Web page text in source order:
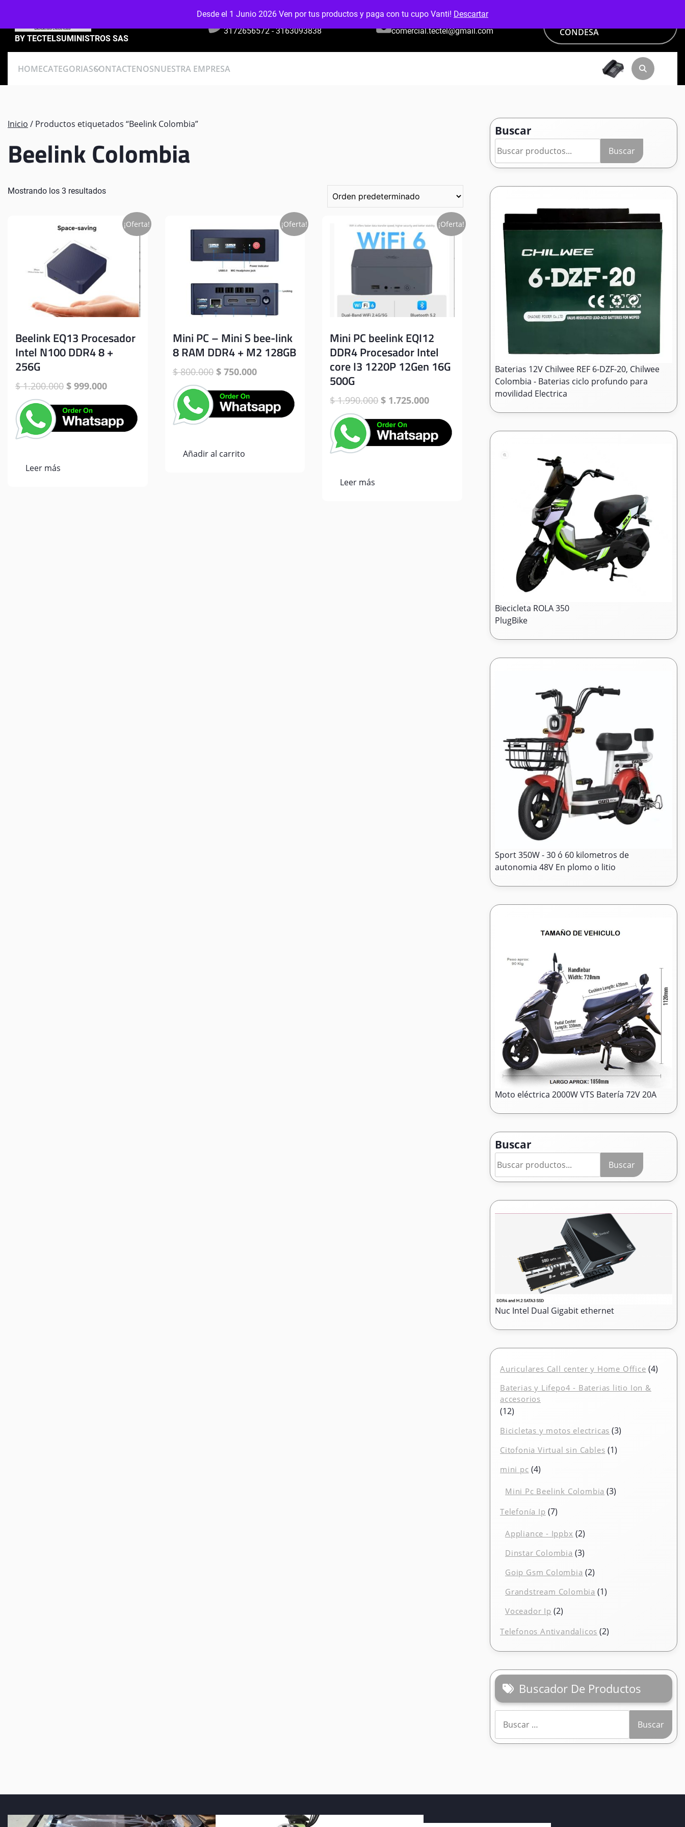
Desde el 1 Junio 2026 Ven por tus productos y paga con tu cupo Vanti! Descartar
content
BY TECTELSUMINISTROS SAS
CELULAR O WHATSAPP
3172656572 - 3163093838
EMAIL:
comercial.tectel@gmail.com
CONDESA
HOMECATEGORIASCONTACTENOSNUESTRA EMPRESA
Inicio / Productos etiquetados “Beelink Colombia”
Beelink Colombia
Mostrando los 3 resultados
¡Oferta!
Beelink EQ13 Procesador
Intel N100 DDR4 8 +
256G
$1.200.000 El
original
era:
$ 999.000El
es:
Leer más
¡Oferta!
Mini PC – Mini S bee-link
8 RAM DDR4 + M2 128GB
$800.000 El
original
era:
$750.000El
es:
Añadir al carrito
¡Oferta!
Mini PC beelink EQI12
DDR4 Procesador Intel
core I3 1220P 12Gen 16G
500G
$1.990.000 El
original
era:
$ 1.725.000El
actual
es:
Leer más
Buscar
Buscar
Baterias 12V Chilwee REF 6-DZF-20, Chilwee
Colombia - Baterias ciclo profundo para
movilidad Electrica
Biecicleta ROLA 350
PlugBike
Sport 350W - 30 ó 60 kilometros de
autonomia 48V En plomo o litio
Moto eléctrica 2000W VTS Batería 72V 20A
Buscar
Buscar
Nuc Intel Dual Gigabit ethernet
Auriculares Call center y Home Office 44
Baterias y Lifepo4 - Baterias litio Ion &
accesorios
1212
Bicicletas y motos electricas 33
Citofonia Virtual sin Cables 11
mini pc 44
Mini Pc Beelink Colombia 33
Telefonía Ip 77
Appliance - Ippbx 22
Dinstar Colombia 33
Goip Gsm Colombia 22
Grandstream Colombia 11
Voceador Ip 22
Telefonos Antivandalicos 22
Buscador De Productos